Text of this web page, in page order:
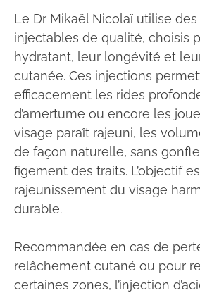
Le Dr Mikaël Nicolaï utilise
injectables de qualité, choisis
hydratant, leur longévité et
cutanée. Ces injections
efficacement les rides
d’amertume ou encore les
visage paraît rajeuni, les
de façon naturelle, sans
figement des traits. L’objectif
rajeunissement du visage
durable.
Recommandée en cas de
relâchement cutané ou pour
certaines zones, l’injection